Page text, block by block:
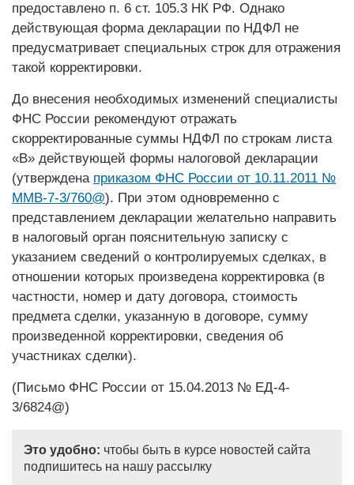
предоставлено п. 6 ст. 105.3 НК РФ. Однако
действующая форма декларации по НДФЛ не
предусматривает специальных строк для отражения
такой корректировки.
До внесения необходимых изменений специалисты
ФНС России рекомендуют отражать
скорректированные суммы НДФЛ по строкам листа
«В» действующей формы налоговой декларации
(утверждена приказом ФНС России от 10.11.2011 №
ММВ-7-3/760@). При этом одновременно с
представлением де­кларации желательно направить
в налоговый орган пояснительную записку с
указанием сведений о контролируемых сделках, в
отношении которых произведена корректировка (в
частности, номер и дату договора, стоимость
предмета сделки, указанную в договоре, сумму
произведенной корректировки, сведения об
участниках сделки).
(Письмо ФНС России от 15.04.2013 № ЕД-4-
3/6824@)
Это удобно: чтобы быть в курсе новостей сайта
подпишитесь на нашу рассылку